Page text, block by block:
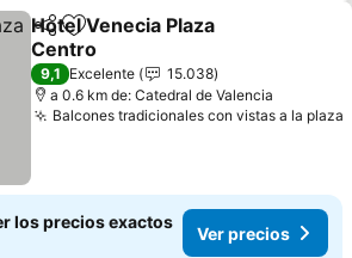
CompartirAgregar a favoritos
Hotel Venecia Plaza
Centro
Ver precios
9,1 Excelente
15.038
a 0.6 km de: Catedral de Valencia
Balcones tradicionales con vistas a la plaza
los precios exactos
Ver precios